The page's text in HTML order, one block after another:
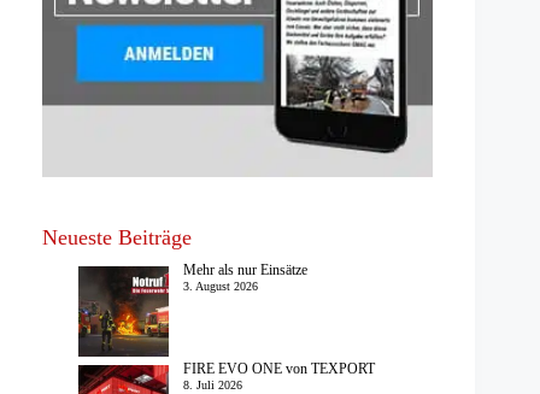
Neueste Beiträge
Mehr als nur Einsätze
3. August 2026
FIRE EVO ONE von TEXPORT
8. Juli 2026